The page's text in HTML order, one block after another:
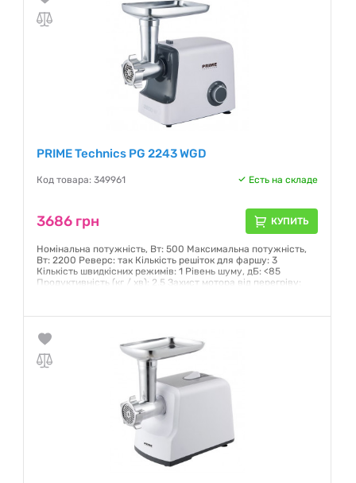
PRIME Technics PG 2243 WGD
Код товара: 349961 Есть на складе
3686 грн КУПИТЬ
Номінальна потужність, Вт: 500 Максимальна потужність,
Вт: 2200 Реверс: так Кількість решіток для фаршу: 3
Кількість швидкісних режимів: 1 Рівень шуму, дБ: <85
Продуктивність (кг / хв): 2.5 Захист мотора від перегріву:
Гарантия:12 месяцев